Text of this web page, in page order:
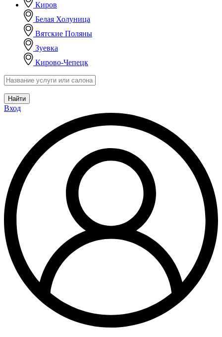
Киров
Белая Холуница
Вятские Поляны
Зуевка
Кирово-Чепецк
Найти
Вход